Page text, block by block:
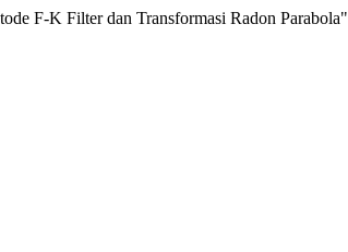
F-K Filter dan Transformasi Radon Parabola"